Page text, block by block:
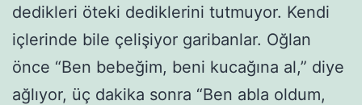
dedikleri öteki dediklerini tutmuyor. Kendi
içlerinde bile çelişiyor garibanlar. Oğlan
önce “Ben bebeğim, beni kucağına al,” diye
ağlıyor, üç dakika sonra “Ben abla oldum,